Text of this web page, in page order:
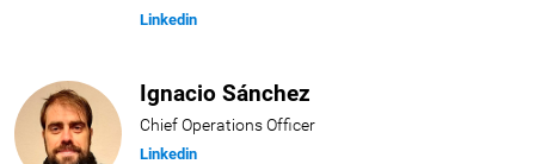
Linkedin
Ignacio Sánchez
Chief Operations Officer
Linkedin